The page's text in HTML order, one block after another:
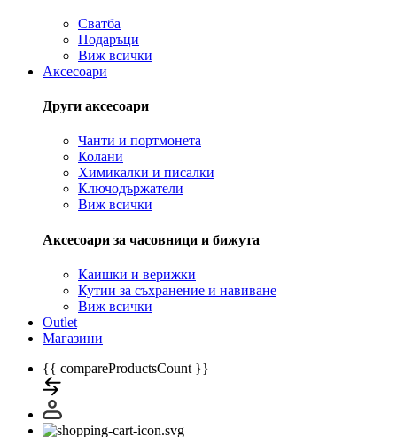
Сватба
Подаръци
Виж всички
Аксесоари
Други аксесоари
Чанти и портмонета
Колани
Химикалки и писалки
Ключодържатели
Виж всички
Аксесоари за часовници и бижута
Каишки и верижки
Кутии за съхранение и навиване
Виж всички
Outlet
Магазини
{{ compareProductsCount }}